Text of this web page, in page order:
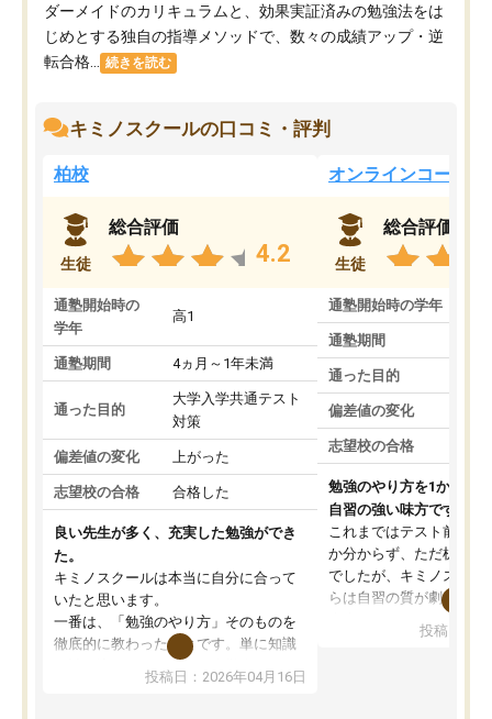
ダーメイドのカリキュラムと、効果実証済みの勉強法をは
じめとする独自の指導メソッドで、数々の成績アップ・逆
転合格...
続きを読む
キミノスクールの口コミ・評判
柏校
生徒
総合評価
4.2
通塾開始時の
学年
高1
通塾期間 4ヵ月～1年未満
通った目的
大学入学共通テスト
対策
偏差値の変化 上がった
志望校の合格 合格した
良い先生が多く、充実した勉強ができ
た。
キミノスクールは本当に自分に合って
いたと思います。
一番は、「勉強のやり方」そのものを
徹底的に教わったことです。単に知識
を詰め込むのではなく、自学自習の習
慣が身につくよう並走してくれるの
投稿日：2026年04月16日
オンラインコース
生徒
総合評価
通塾開始時の学年
通塾期間
通った目的
偏差値の変化
志望校の合格
勉強のやり方を1から教
自習の強い味方です。
これまではテスト前に何
か分からず、ただ机に座
でしたが、キミノスクー
らは自習の質が劇的に変
を明確にしてくれるの
投稿日：